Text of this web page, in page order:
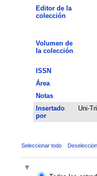
Editor de la
colección
Volumen de
la colección
ISSN
Área
Notas
Insertado
por
Uni-
Seleccionar todo